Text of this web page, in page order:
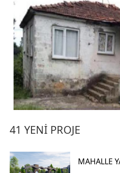
41 YENİ PROJE
MAHALLE